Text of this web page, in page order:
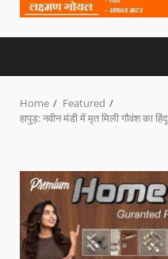
Home
Featured
हापुड़: नवीन मंडी में मृत मिली गौवंश का